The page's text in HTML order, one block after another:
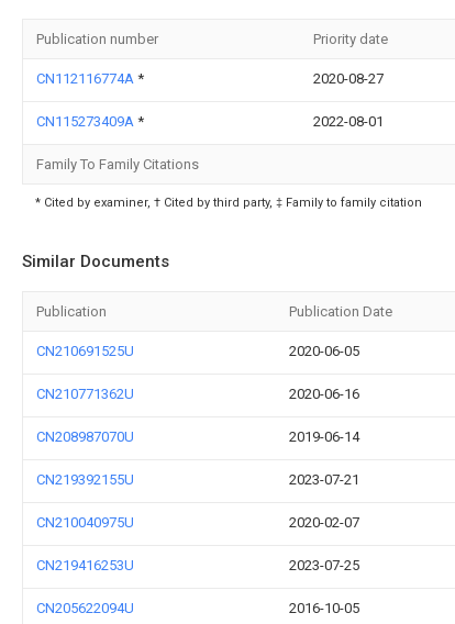
Publication number Priority date
CN112116774A * 2020-08-27
CN115273409A * 2022-08-01
Family To Family Citations
* Cited by examiner, † Cited by third party, ‡ Family to family citation
Similar Documents
Publication Publication Date
CN210691525U 2020-06-05
CN210771362U 2020-06-16
CN208987070U 2019-06-14
CN219392155U 2023-07-21
CN210040975U 2020-02-07
CN219416253U 2023-07-25
CN205622094U 2016-10-05